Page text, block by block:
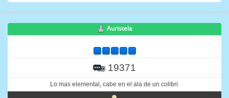
Auristela
19371
Lo mas elemental, cabe en el ala de un colibri.